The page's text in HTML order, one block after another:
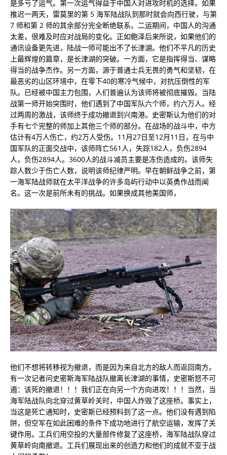
是多亏了运气。第一次运气得益于中国人对进攻时机的选择。如果
推迟一两天，雷莫里的第 5 海军陆战队到那时就会向西行驶，与第
7 师和第 2 师的其余部分完全断绝联系。二运期间，中国人的沟通
太差，很难及时应对战局的变化。正如鲍泽后来所说，如果他们的
通讯设备更先进，陆战一师可能出不了长津湖。他们不平凡的历史
上最辉煌的篇章，是长津湖的突破。一方面，它是指挥得当、谋略
得当的战争杰作。另一方面，源于普通士兵无畏的勇气和坚韧，在
最恶劣的山区环境中，在零下40的寒冷气候中，对抗压倒性的军
队。已经被中国主力包围，人们普遍认为该师将被彻底摧毁。当陆
战第一师开始突围时，他们遇到了中国军队六个师，约六万人。经
过两周的激战，该师终于成功撤退到兴南港。史密斯认为他们的对
手有七个完整的师加上其他三个师的部分。在战场的战斗中，中方
估计有4万人伤亡，约2万人受伤。11月27日至12月11日，在与中
国军队的正面交战中，该师阵亡561人，失踪182人，负伤2894
人，负伤2894人。3600人的战斗减员主要是冻伤造成的。该师失
踪人数少于伤亡人数，说明该师纪律严明。早在朝鲜战争之前，第
一海军陆战师就在太平洋战争的许多岛屿行动中以英勇作战而闻
名。这一次是前所未有的挑战。如果换成其他美国师，
他们不想将转移视为撤退，而是因为来自北方的敌人而返回南方。
有一次记者问史密斯海军陆战队撤离长津湖的事情，史密斯怒不可
遏：该死的撤退！！！我们正在向另一个方向进攻！！！当然，当
海军陆战队向北穿过黄草岭关时，中国人炸毁了这座桥。事实上，
当这是死亡通知时，史密斯已经预料到了这一点。他们没有遇到陷
阱，但空军在如此困难的条件下成功地进行了航空运输，发挥了关
键作用。工兵们用空投的大量部件修复了这座桥，海军陆战队穿过
黄草岭向南撤退。工兵们展现出来的创造力和他们的成就不亚于战